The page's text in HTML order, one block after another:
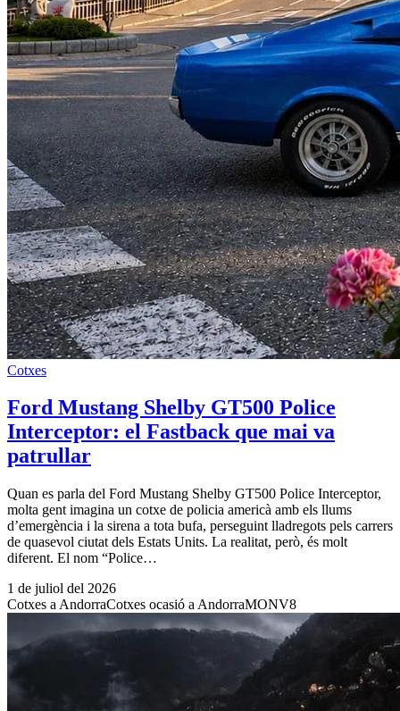
Cotxes
Ford Mustang Shelby GT500 Police
Interceptor: el Fastback que mai va
patrullar
Quan es parla del Ford Mustang Shelby GT500 Police Interceptor,
molta gent imagina un cotxe de policia americà amb els llums
d’emergència i la sirena a tota bufa, perseguint lladregots pels carrers
de quasevol ciutat dels Estats Units. La realitat, però, és molt
diferent. El nom “Police…
1 de juliol del 2026
Cotxes a AndorraCotxes ocasió a AndorraMONV8